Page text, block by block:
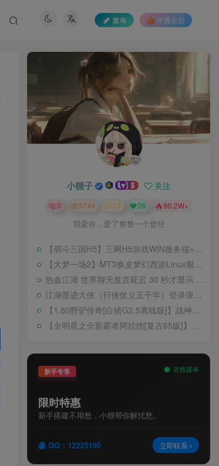
发布 开通会员
小狸子 关注
0 3744 13 26 60.2W+
我爱你，爱了整整一个曾经
【萌斗三国H5】三网H5游戏WIN服务端+开服清档+GM后台+架设教程
【大梦一场2】MT3换皮梦幻西游Linux服务端+GM后台+源码+双端+架设教程
热血江湖 世界聊天发言延迟 30 秒才显示 BUG 修复教程
江湖墨迹大侠（行侠仗义五千年）登录弹出 WELCOME 提示无法进游戏修复教程
【1.80野驴传奇[白猪G2.5离线版]】战神引擎WIN服务端+GM工具+充值后台+安卓+架设教程
【全明星之全新霸者阿拉德[复古65版]】横版闯关手游Linux服务端+配套表+WEB管理后台+GM授权后台+双端+架设教程
新手专享 在线接单
限时特惠
新手搭建不用愁，小狸帮你解忧愁。
QQ：12225150 立即联系